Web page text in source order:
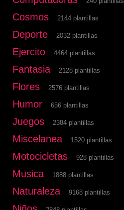
Cosmos 2144 plantillas
Deporte 2032 plantillas
Ejercito 4464 plantillas
Fantasia 2128 plantillas
Flores 2576 plantillas
Humor 656 plantillas
Juegos 2384 plantillas
Miscelanea 1520 plantillas
Motocicletas 928 plantillas
Musica 1888 plantillas
Naturaleza 9168 plantillas